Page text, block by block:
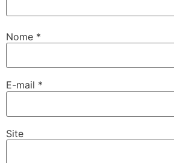
Nome *
E-mail *
Site